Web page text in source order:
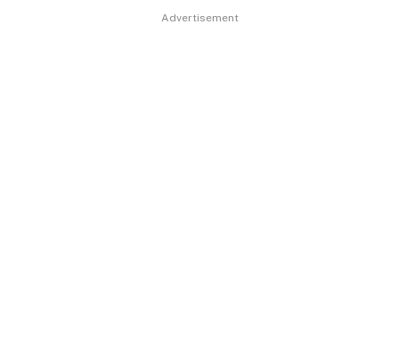
Advertisement